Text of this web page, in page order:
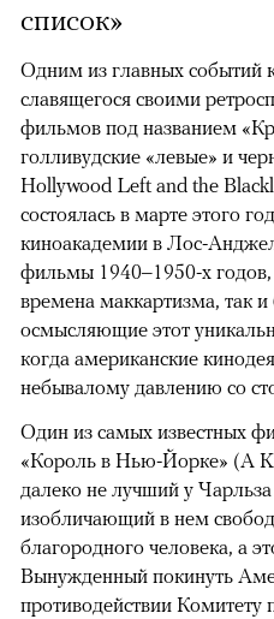
список»
Одним из главных событий
славящегося своими
фильмов под названием
голливудские «левые» и
Hollywood Left and the
состоялась в марте этого
киноакадемии в Лос-
фильмы 1940–1950-х
времена маккартизма, так
осмысляющие этот
когда американские
небывалому давлению со
Один из самых известных
«Король в Нью-Йорке» (A
далеко не лучший у
изобличающий в нем
благородного человека, а
Вынужденный покинуть
противодействии Комитету